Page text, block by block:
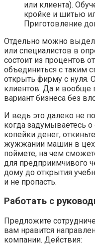
или клиента).
кройке и шитью
Приготовление
Отдельно можно
или специалистов в
состоит из процентов
объединиться с таким
открыть фирму с нуля.
клиентов. Да и вообще
вариант бизнеса без
И ведь это далеко не
когда задумываетесь
копейки денег,
жужжании машин в
поймете, на чем
для предприимчивого
дому до открытия
и не пропасть.
Работать с
Предложите
вам нравится
компании. Действия: